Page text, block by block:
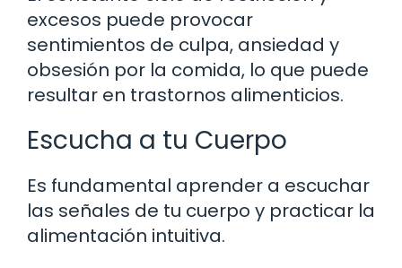
excesos puede provocar
sentimientos de culpa, ansiedad y
obsesión por la comida, lo que puede
resultar en trastornos alimenticios.
Escucha a tu Cuerpo
Es fundamental aprender a escuchar
las señales de tu cuerpo y practicar la
alimentación intuitiva.